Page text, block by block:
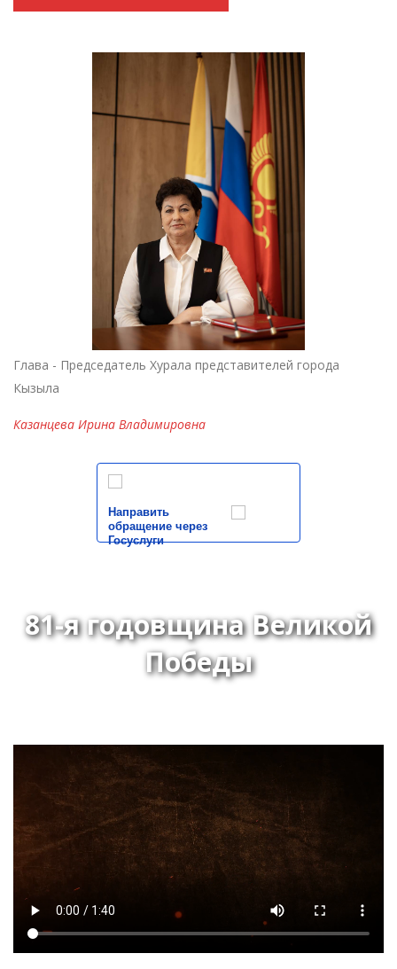
Глава - Председатель Хурала представителей города
Кызыла
Казанцева Ирина Владимировна
Направить
обращение через
Госуслуги
81-я годовщина Великой
Победы